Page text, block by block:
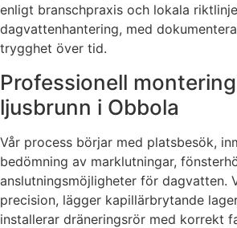
enligt branschpraxis och lokala
dagvattenhantering, med
trygghet över tid.
Professionell
ljusbrunn i Obbola
Vår process börjar med platsbesök,
bedömning av marklutningar,
anslutningsmöjligheter för dagvatten.
precision, lägger kapillärbrytande
installerar dräneringsrör med korrekt